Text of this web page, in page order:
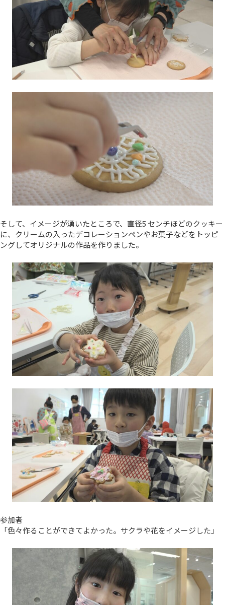
そして、イメージが湧いたところで、直径5 センチほどのクッキー
に、クリームの入ったデコレーションペンやお菓子などをトッピ
ングしてオリジナルの作品を作りました。
参加者
「色々作ることができてよかった。サクラや花をイメージした」